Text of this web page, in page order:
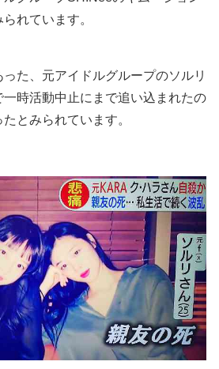
れています。
た、元アイドルグループのソルリ
時活動中止にまで追い込まれたの
とみられています。